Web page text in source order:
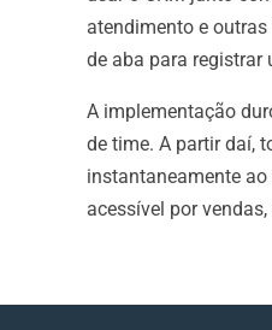
atendimento e
de aba para registrar
A implementação
de time. A partir daí,
instantaneamente
acessível por